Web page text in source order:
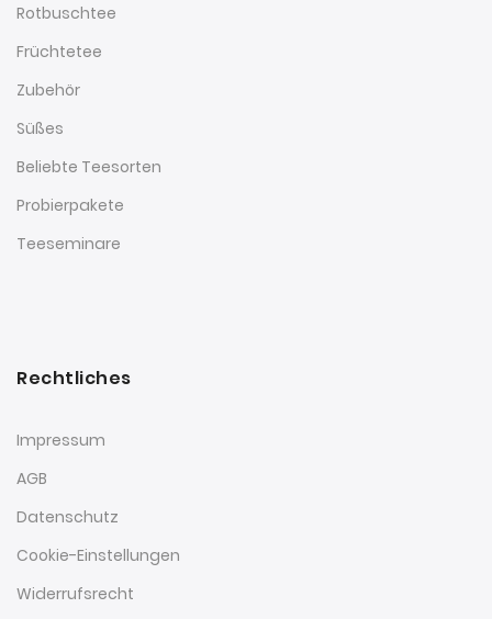
Rotbuschtee
Früchtetee
Zubehör
Süßes
Beliebte Teesorten
Probierpakete
Teeseminare
Rechtliches
Impressum
AGB
Datenschutz
Cookie-Einstellungen
Widerrufsrecht